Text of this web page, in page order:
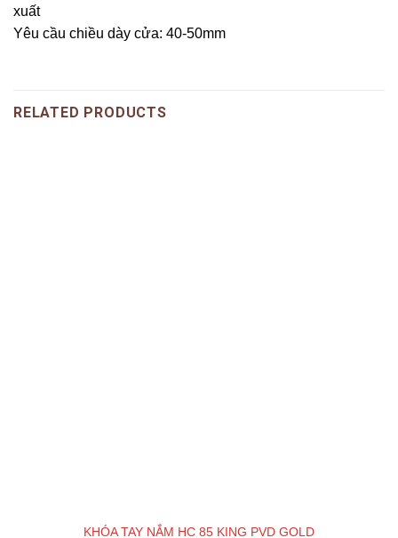
xuất
Yêu cầu chiều dày cửa: 40-50mm
RELATED PRODUCTS
KHÓA TAY NẮM HC 85 KING PVD GOLD